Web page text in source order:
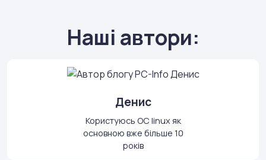
Наші автори:
Денис
Користуюсь ОС linux як
основною вже більше 10
років